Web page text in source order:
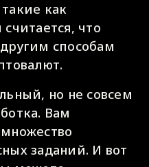
как
что
способам
но не совсем
Вам
заданий. И вот